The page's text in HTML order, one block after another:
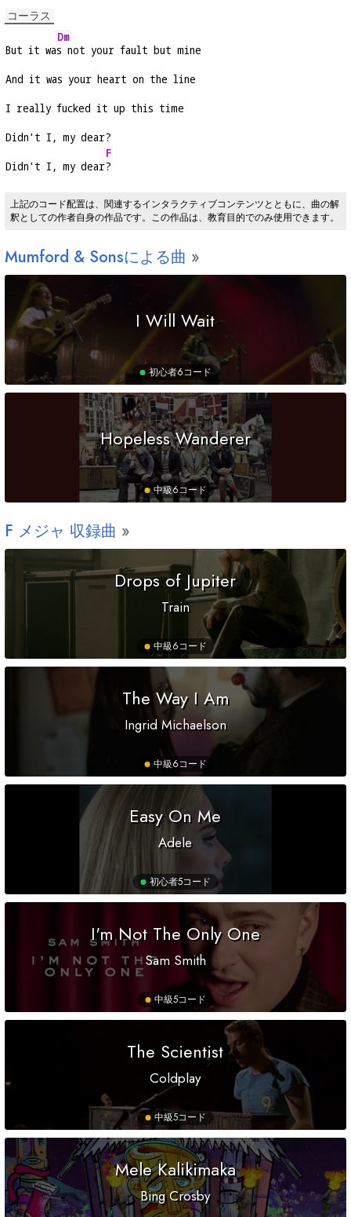
コーラス
But it wa
Dm
s not your fault but mine
And it was your heart on the line
I really fucked it up this time
Didn't I, my dear?
Didn't I, my dear
F
?
上記のコード配置は、関連するインタラクティブコンテンツとともに、曲の解
釈としての作者自身の作品です。この作品は、教育目的でのみ使用できます。
Mumford & Sonsによる曲
I Will Wait
初心者6コード
Hopeless Wanderer
中級6コード
F メジャ 収録曲
Drops of Jupiter
Train
中級6コード
The Way I Am
Ingrid Michaelson
中級6コード
Easy On Me
Adele
初心者5コード
I'm Not The Only One
Sam Smith
中級5コード
The Scientist
Coldplay
中級5コード
Mele Kalikimaka
Bing Crosby